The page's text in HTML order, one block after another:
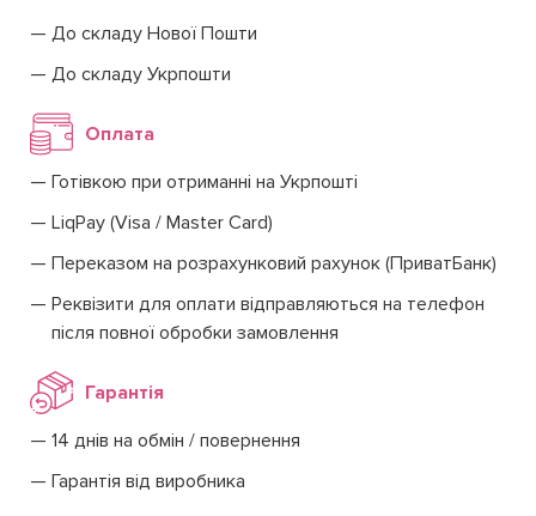
До складу Нової Пошти
До складу Укрпошти
Оплата
Готівкою при отриманні на Укрпошті
LiqPay (Visa / Master Card)
Переказом на розрахунковий рахунок (ПриватБанк)
Реквізити для оплати відправляються на телефон
після повної обробки замовлення
Гарантія
14 днів на обмін / повернення
Гарантія від виробника